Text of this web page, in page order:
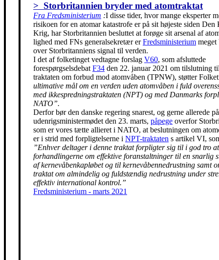
> Storbritannien bryder med atomtraktat
Fra Fredsministerium :I disse tider, hvor mange eksperter
risikoen for en atomar katastrofe er på sit højeste siden Den
Krig, har Storbritannien besluttet at forøge sit arsenal af
lighed med FNs generalsekretær erFredsministerium meget
over Storbritanniens signal til verden.
I det af folketinget vedtagne forslag V60, som afsluttede
forespørgselsdebat F34 den 22. januar 2021 om tilslutning
traktaten om forbud mod atomvåben (TPNW), støtter
ultimative mål om en verden uden atomvåben i fuld
med ikkespredningstraktaten (NPT) og med Danmarks
NATO”.
Derfor bør den danske regering snarest, og gerne allerede på
udenrigsministermødet den 23. marts, påpege overfor
som er vores tætte allieret i NATO, at beslutningen om
er i strid med forpligtelserne i NPT-traktaten s artikel VI,
”Enhver deltager i denne traktat forpligter sig til i god tro
forhandlingerne om effektive foranstaltninger til en snarlig
af kernevåbenkapløbet og til kernevåbennedrustning samt
traktat om almindelig og fuldstændig nedrustning under
effektiv international kontrol.”
Fredsministerium - marts 2021